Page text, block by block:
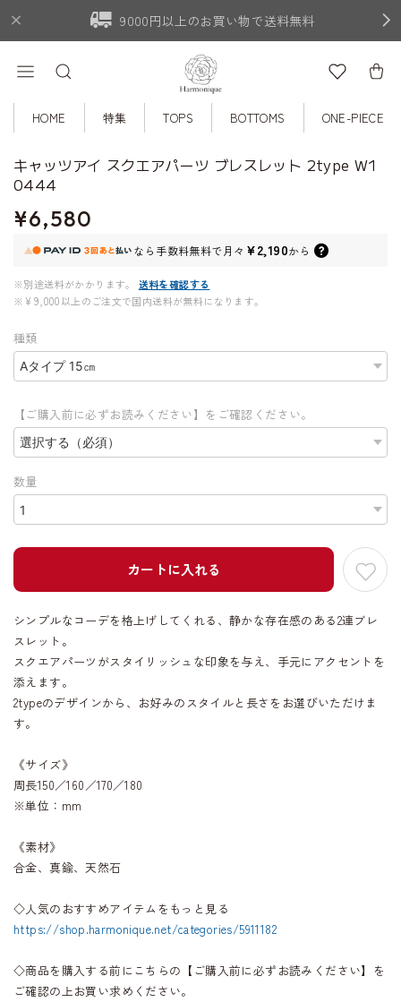
9000円以上のお買い物で送料無料
HOME 特集 TOPS BOTTOMS ONE-PIECE
キャッツアイ スクエアパーツ ブレスレット 2type W1
0444
¥6,580
なら 手数料無料で月々 ¥2,190から
※別途送料がかかります。
送料を確認する
※¥9,000以上のご注文で国内送料が無料になります。
種類
【ご購入前に必ずお読みください】をご確認ください。
数量
カートに入れる
シンプルなコーデを格上げしてくれる、静かな存在感のある2連ブレ
スレット。
スクエアパーツがスタイリッシュな印象を与え、手元にアクセントを
添えます。
2typeのデザインから、お好みのスタイルと長さをお選びいただけま
す。
《サイズ》
周長150／160／170／180
※単位：mm
《素材》
合金、真鍮、天然石
◇人気のおすすめアイテムをもっと見る
https://shop.harmonique.net/categories/5911182
◇商品を購入する前にこちらの【ご購入前に必ずお読みください】を
ご確認の上お買い求めください。